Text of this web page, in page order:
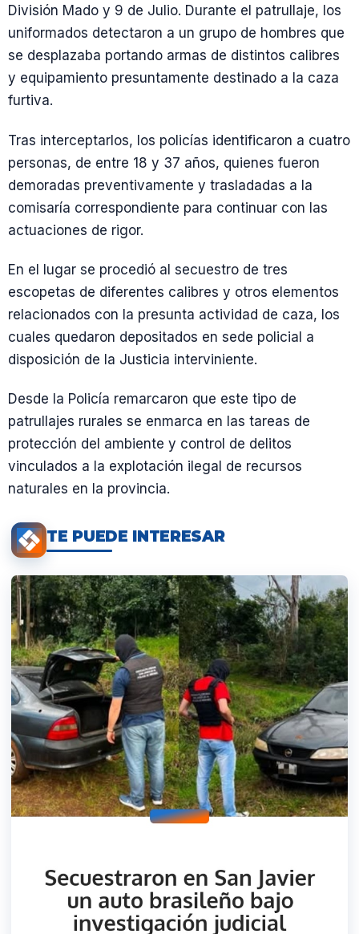
División Mado y 9 de Julio. Durante el patrullaje, los
uniformados detectaron a un grupo de hombres que
se desplazaba portando armas de distintos calibres
y equipamiento presuntamente destinado a la caza
furtiva.
Tras interceptarlos, los policías identificaron a cuatro
personas, de entre 18 y 37 años, quienes fueron
demoradas preventivamente y trasladadas a la
comisaría correspondiente para continuar con las
actuaciones de rigor.
En el lugar se procedió al secuestro de tres
escopetas de diferentes calibres y otros elementos
relacionados con la presunta actividad de caza, los
cuales quedaron depositados en sede policial a
disposición de la Justicia interviniente.
Desde la Policía remarcaron que este tipo de
patrullajes rurales se enmarca en las tareas de
protección del ambiente y control de delitos
vinculados a la explotación ilegal de recursos
naturales en la provincia.
TE PUEDE INTERESAR